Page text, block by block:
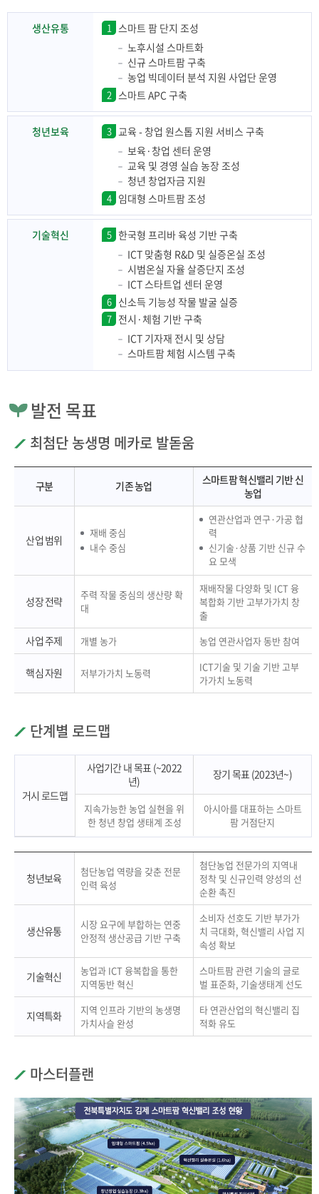
생산유통 1 스마트 팜 단지 조성
노후시설 스마트화
신규 스마트팜 구축
농업 빅데이터 분석 지원 사업단 운영
2 스마트 APC 구축
청년보육 3 교육 - 창업 원스톱 지원 서비스 구축
보육·창업 센터 운영
교육 및 경영 실습 농장 조성
청년 창업자금 지원
4 임대형 스마트팜 조성
기술혁신 5 한국형 프리바 육성 기반 구축
ICT 맞춤형 R&D 및 실증온실 조성
시범온실 자율 살증단지 조성
ICT 스타트업 센터 운영
6 신소득 기능성 작물 발굴 실증
7 전시·체험 기반 구축
ICT 기자재 전시 및 상담
스마트팜 체험 시스템 구축
발전 목표
최첨단 농생명 메카로 발돋움
구분 기존 농업
스마트팜 혁신밸리 기반 신
농업
산업 범위
재배 중심
내수 중심
연관산업과 연구·가공 협
력
신기술·상품 기반 신규 수
요 모색
성장 전략
주력 작물 중심의 생산량 확
대
재배작물 다양화 및 ICT 융
복합화 기반 고부가가치 창
출
사업 주제 개별 농가 농업 연관사업자 동반 참여
핵심 자원 저부가가치 노동력
ICT기술 및 기술 기반 고부
가가치 노동력
단계별 로드맵
거시 로드맵
사업기간 내 목표 (~2022
년)
장기 목표 (2023년~)
지속가능한 농업 실현을 위
한 청년 창업 생태계 조성
아시아를 대표하는 스마트
팜 거점단지
청년보육
첨단농업 역량을 갖춘 전문
인력 육성
첨단농업 전문가의 지역내
정착 및 신규인력 양성의 선
순환 촉진
생산유통
시장 요구에 부합하는 연중
안정적 생산공급 기반 구축
소비자 선호도 기반 부가가
치 극대화, 혁신밸리 사업 지
속성 확보
기술혁신
농업과 ICT 융복합을 통한
지역동반 혁신
스마트팜 관련 기술의 글로
벌 표준화, 기술생태계 선도
지역특화
지역 인프라 기반의 농생명
가치사슬 완성
타 연관산업의 혁신밸리 집
적화 유도
마스터플랜